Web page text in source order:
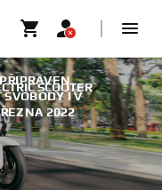
SCOOTER
SVOBODY I V
2022